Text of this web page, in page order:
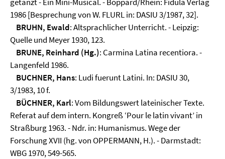
1986 [Besprechung von W. FLURL in: DASIU 3/1987, 32].
BRUHN, Ewald: Altsprachlicher Unterricht. - Leipzig:
Quelle und Meyer 1930, 123.
BRUNE, Reinhard (Hg.): Carmina Latina recentiora. -
Langenfeld 1986.
BUCHNER, Hans: Ludi fuerunt Latini. In: DASIU 30,
3/1983, 10 f.
BÜCHNER, Karl: Vom Bildungswert lateinischer Texte.
Referat auf dem intern. Kongreß ‘Pour le latin vivant’ in
Straßburg 1963. - Ndr. in: Humanismus. Wege der
Forschung XVII (hg. von OPPERMANN, H.). - Darmstadt:
WBG 1970, 549-565.